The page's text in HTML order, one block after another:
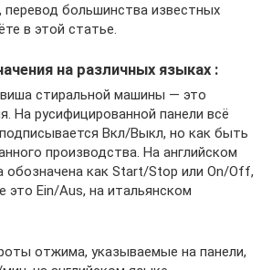
большинства известных
в этой статье.
на различных языках :
стиральной машины — это
На русифицированной панели всё
Вкл/Выкл, но как быть
производства. На английском
обозначена как Start/Stop или On/Off,
это Ein/Aus, на итальянском
отжима, указываемые на панели,